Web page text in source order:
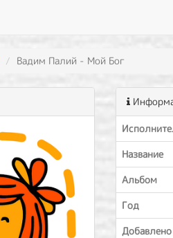
Вадим Палий - Мой Бог
Название
Альбом
Год